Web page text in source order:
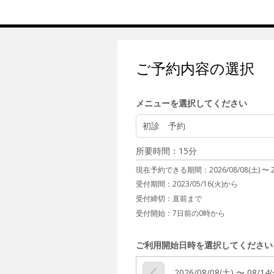
ご予約内容の選択
メニューを選択してください
初診 予約
所要時間：15分
現在予約できる期間： 2026/08/08(土) 〜
受付期間：2023/05/16(火)から
受付締切： 直前まで
受付開始： 7日前の0時から
ご利用開始日時を選択してください